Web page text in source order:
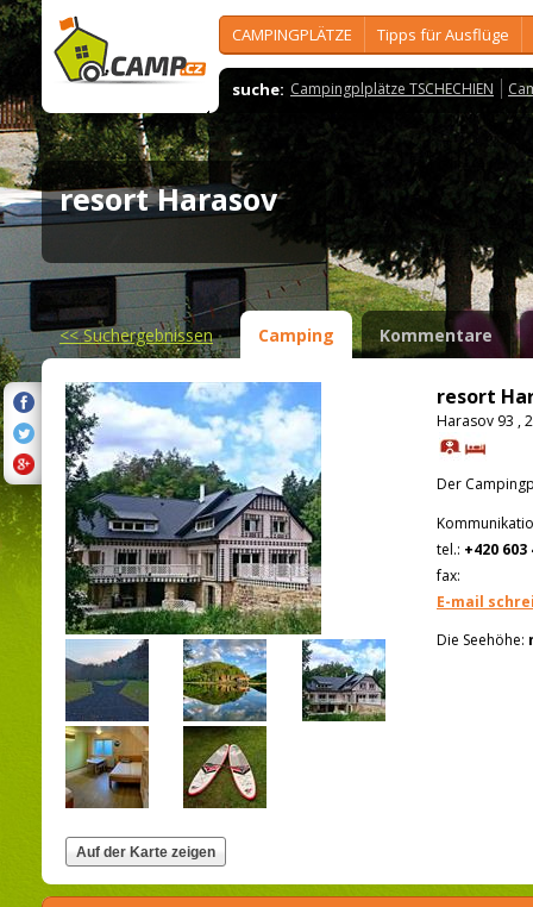
CAMPINGPLÄTZE Tipps für Ausflüge
suche: Campingplplätze TSCHECHIEN
resort Harasov
<<Suchergebnissen Camping Kommentare
resort
Harasov 93 ,
Der
tel.: +420 603
fax:
E-mail
Die Seehöhe: